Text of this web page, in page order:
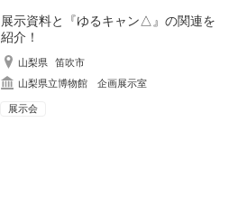
展示資料と『ゆるキャン△』の関連を
紹介！
山梨県
笛吹市
山梨県立博物館 企画展示室
展示会